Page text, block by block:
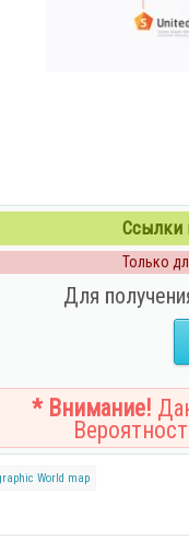
Ссылки
Только
Для
* Внимание!
World map